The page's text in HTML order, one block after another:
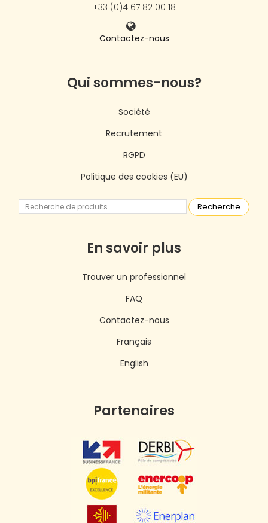
+33 (0)4 67 82 00 18
Contactez-nous
Qui sommes-nous?
Société
Recrutement
RGPD
Politique des cookies (EU)
Recherche
En savoir plus
Trouver un professionnel
FAQ
Contactez-nous
Français
English
Partenaires